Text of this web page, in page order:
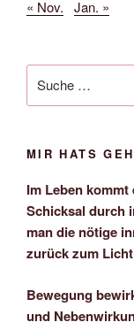
« Nov. Jan. »
nach:
MIR HATS
Im Leben
Schicksal durch
man die nötige
zurück zum
Bewegung
und